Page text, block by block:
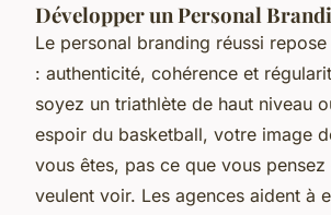
Développer un Personal
Le personal branding réussi
: authenticité, cohérence et
soyez un triathlète de haut niveau
espoir du basketball, votre image
vous êtes, pas ce que vous pensez
veulent voir. Les agences aident à